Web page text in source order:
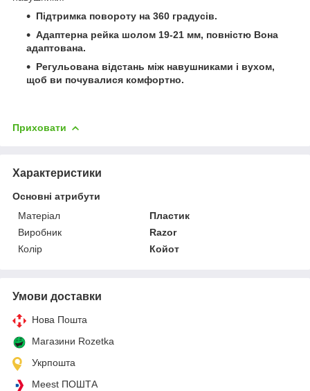
Підтримка повороту на 360 градусів.
Адаптерна рейка шолом 19-21 мм, повністю Вона
адаптована.
Регульована відстань між навушниками і вухом,
щоб ви почувалися комфортно.
Приховати
Характеристики
Основні атрибути
Матеріал
Пластик
Виробник
Razor
Колір
Койот
Умови доставки
Нова Пошта
Магазини Rozetka
Укрпошта
Meest ПОШТА